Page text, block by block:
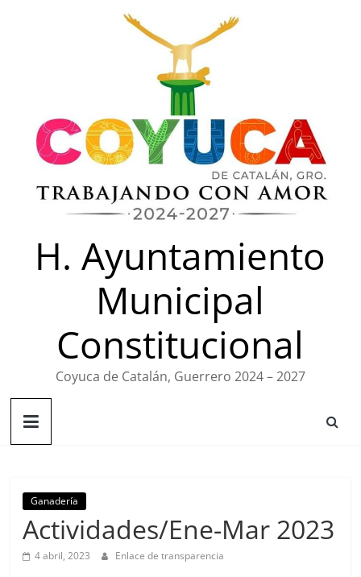
H. Ayuntamiento
Municipal
Constitucional
Coyuca de Catalán, Guerrero 2024 – 2027
Ganadería
Actividades/Ene-Mar 2023
4 abril, 2023 Enlace de transparencia